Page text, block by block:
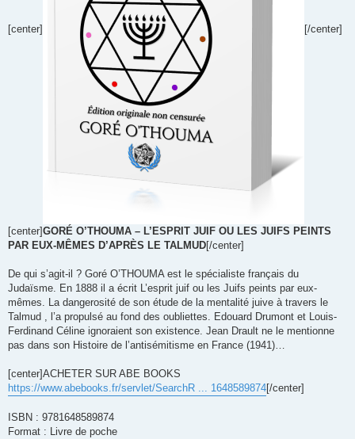
[center] [/center]
[center]GORÉ O’THOUMA – L’ESPRIT JUIF OU LES JUIFS PEINTS
PAR EUX-MÊMES D’APRÈS LE TALMUD[/center]
De qui s’agit-il ? Goré O’THOUMA est le spécialiste français du
Judaïsme. En 1888 il a écrit L’esprit juif ou les Juifs peints par eux-
mêmes. La dangerosité de son étude de la mentalité juive à travers le
Talmud , l’a propulsé au fond des oubliettes. Edouard Drumont et Louis-
Ferdinand Céline ignoraient son existence. Jean Drault ne le mentionne
pas dans son Histoire de l’antisémitisme en France (1941)…
[center]ACHETER SUR ABE BOOKS
https://www.abebooks.fr/servlet/SearchR ... 1648589874[/center]
ISBN : 9781648589874
Format : Livre de poche